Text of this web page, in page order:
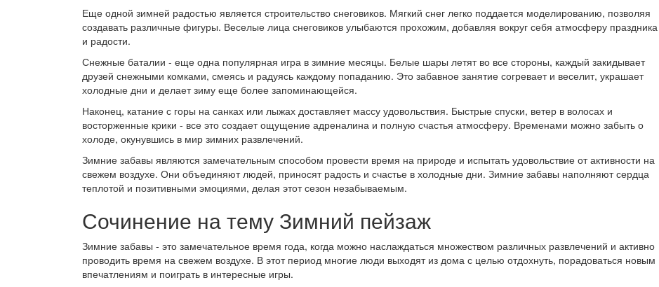
Еще одной зимней радостью является строительство снеговиков. Мягкий снег легко поддается моделированию, позволяя
создавать различные фигуры. Веселые лица снеговиков улыбаются прохожим, добавляя вокруг себя атмосферу праздника
и радости.
Снежные баталии - еще одна популярная игра в зимние месяцы. Белые шары летят во все стороны, каждый закидывает
друзей снежными комками, смеясь и радуясь каждому попаданию. Это забавное занятие согревает и веселит, украшает
холодные дни и делает зиму еще более запоминающейся.
Наконец, катание с горы на санках или лыжах доставляет массу удовольствия. Быстрые спуски, ветер в волосах и
восторженные крики - все это создает ощущение адреналина и полную счастья атмосферу. Временами можно забыть о
холоде, окунувшись в мир зимних развлечений.
Зимние забавы являются замечательным способом провести время на природе и испытать удовольствие от активности на
свежем воздухе. Они объединяют людей, приносят радость и счастье в холодные дни. Зимние забавы наполняют сердца
теплотой и позитивными эмоциями, делая этот сезон незабываемым.
Сочинение на тему Зимний пейзаж
Зимние забавы - это замечательное время года, когда можно наслаждаться множеством различных развлечений и активно
проводить время на свежем воздухе. В этот период многие люди выходят из дома с целью отдохнуть, порадоваться новым
впечатлениям и поиграть в интересные игры.